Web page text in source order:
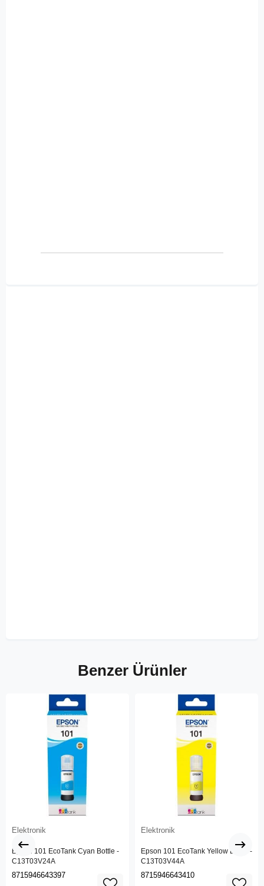
Benzer Ürünler
Elektronik
Epson 101 EcoTank Cyan Bottle -
C13T03V24A
8715946643397
Elektronik
Epson 101 EcoTank Yellow Bottle -
C13T03V44A
8715946643410